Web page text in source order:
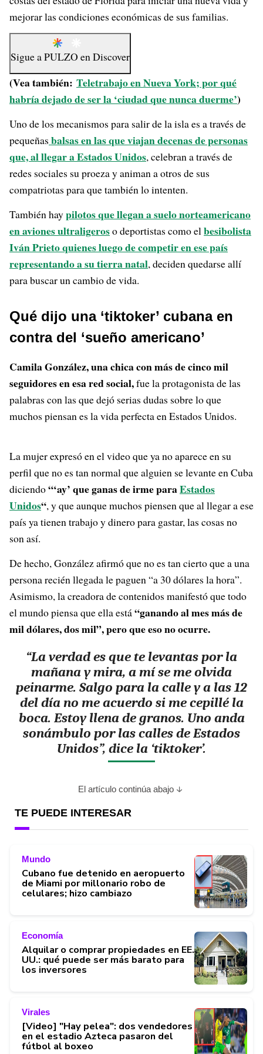
mejorar las condiciones económicas de sus familias.
Sigue aPULZO enDiscover
(Vea también: Teletrabajo en Nueva York; por qué
habría dejado de ser la ‘ciudad que nunca duerme’)
Uno de los mecanismos para salir de la isla es a través de
pequeñas balsas en las que viajan decenas de personas
que, al llegar a Estados Unidos, celebran a través de
redes sociales su proeza y animan a otros de sus
compatriotas para que también lo intenten.
También haypilotos que llegan a suelo norteamericano
en aviones ultraligeroso deportistas como elbesibolista
Iván Prieto quienes luego de competir en ese país
representando a su tierra natal, deciden quedarse allí
para buscar un cambio de vida.
Qué dijo una ‘tiktoker’ cubana en
contra del ‘sueño americano’
Camila González, una chica con más de cinco mil
seguidores en esa red social,fue la protagonista de las
palabras con las que dejó serias dudas sobre lo que
muchos piensan es la vida perfecta en Estados Unidos.
La mujer expresó en el video que ya no aparece en su
perfil que no es tan normal que alguien se levante en Cuba
diciendo“‘ay’ que ganas de irme paraEstados
Unidos“, y que aunque muchos piensen que al llegar a ese
país ya tienen trabajo y dinero para gastar, las cosas no
son así.
De hecho, González afirmó que no es tan cierto que a una
persona recién llegada le paguen “a 30 dólares la hora”.
Asimismo, la creadora de contenidos manifestó que todo
el mundo piensa que ella está“ganando al mes más de
mil dólares, dos mil”, pero que eso no ocurre.
“La verdad es que te levantas por la
mañana y mira, a mí se me olvida
peinarme. Salgo para la calle y a las 12
del día no me acuerdo si me cepillé la
boca. Estoy llena de granos. Uno anda
sonámbulo por las calles de Estados
Unidos”, dice la ‘tiktoker’.
El artículo continúa abajo
TE PUEDE INTERESAR
Mundo
Cubano fue detenido en aeropuerto
de Miami por millonario robo de
celulares; hizo cambiazo
Economía
Alquilar o comprar propiedades en EE.
UU.: qué puede ser más barato para
los inversores
Virales
[Video] "Hay pelea": dos vendedores
en el estadio Azteca pasaron del
fútbol al boxeo